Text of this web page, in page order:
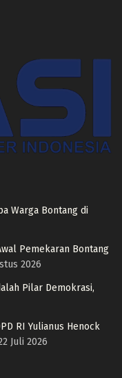
Warga Bontang di
Pemekaran Bontang
2026
Pilar Demokrasi,
RI Yulianus Henock
Juli 2026